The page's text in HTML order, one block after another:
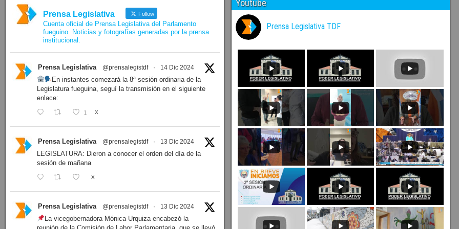
Prensa Legislativa Follow
Cuenta oficial de Prensa Legislativa del Parlamento
fueguino. Noticias y fotografías generadas por la prensa
institucional.
Prensa Legislativa @prensalegistdf · 14 Dic 2024
En instantes comezará la 8ª sesión ordinaria de la
Legislatura fueguina, seguí la transmisión en el siguiente
enlace:
1 X
Prensa Legislativa @prensalegistdf · 13 Dic 2024
LEGISLATURA: Dieron a conocer el orden del día de la
sesión de mañana
X
Prensa Legislativa @prensalegistdf · 13 Dic 2024
La vicegobernadora Mónica Urquiza encabezó la
Youtube
Prensa Legislativa TDF